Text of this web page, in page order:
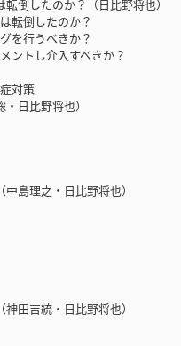
倒したのか？（日比野将也）
転倒したのか？
を行うべきか？
ントし介入すべきか？
対策
日比野将也）
島理之・日比野将也）
田吉統・日比野将也）